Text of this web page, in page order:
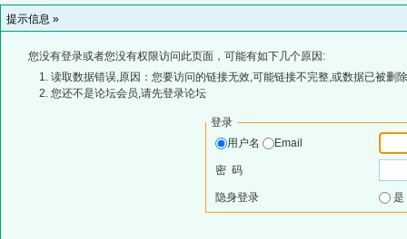
提示信息 »
您没有登录或者您没有权限访问此页面，可能有如下几个原因:
读取数据错误,原因：您要访问的链接无效,可能链接不完整,或数据已被删
您还不是论坛会员,请先登录论坛
登录
用户名
Email
密 码
隐身登录